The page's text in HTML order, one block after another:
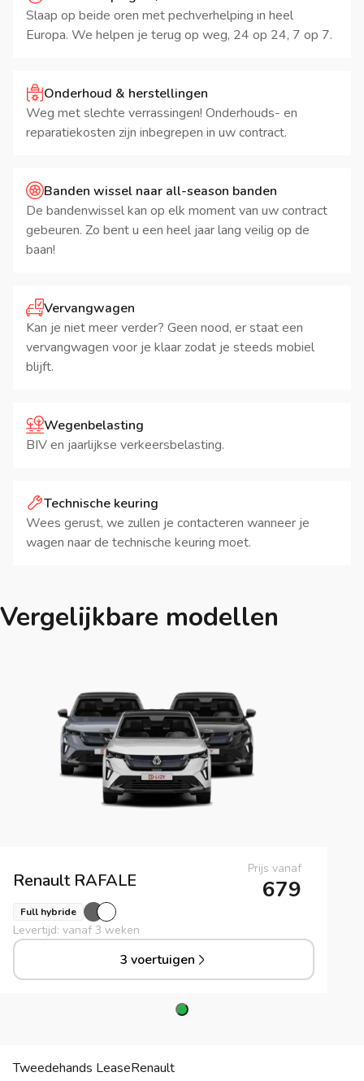
Vergelijkbare modellen
Renault RAFALE
Prijs vanaf
679
Full hybride
Levertijd: vanaf 3 weken
3 voertuigen
Tweedehands LeaseRenault
Slaap op beide oren met pechverhelping in heel
Europa. We helpen je terug op weg, 24 op 24, 7 op 7.
Onderhoud & herstellingen
Weg met slechte verrassingen! Onderhouds- en
reparatiekosten zijn inbegrepen in uw contract.
Banden wissel naar all-season banden
De bandenwissel kan op elk moment van uw contract
gebeuren. Zo bent u een heel jaar lang veilig op de
baan!
Vervangwagen
Kan je niet meer verder? Geen nood, er staat een
vervangwagen voor je klaar zodat je steeds mobiel
blijft.
Wegenbelasting
BIV en jaarlijkse verkeersbelasting.
Technische keuring
Wees gerust, we zullen je contacteren wanneer je
wagen naar de technische keuring moet.